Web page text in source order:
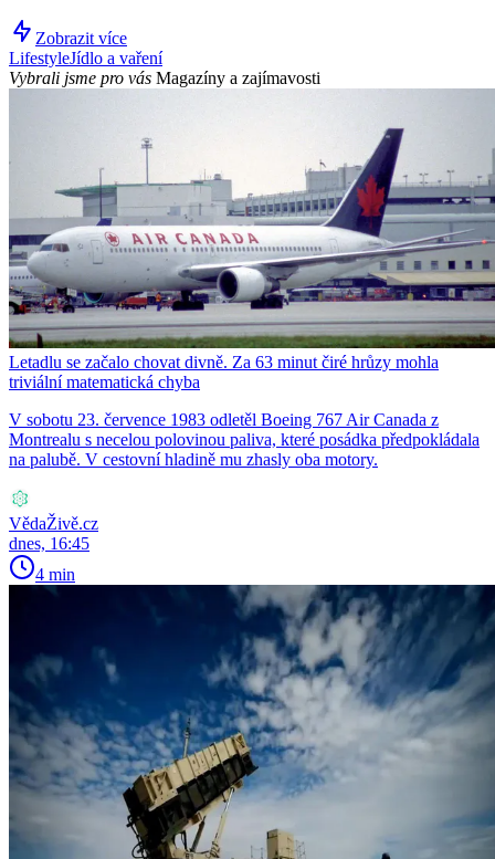
Zobrazit více
LifestyleJídlo a vaření
Vybrali jsme pro vás Magazíny a zajímavosti
Letadlu se začalo chovat divně. Za 63 minut čiré hrůzy mohla
triviální matematická chyba
V sobotu 23. července 1983 odletěl Boeing 767 Air Canada z
Montrealu s necelou polovinou paliva, které posádka předpokládala
na palubě. V cestovní hladině mu zhasly oba motory.
VědaŽivě.cz
dnes, 16:45
4 min